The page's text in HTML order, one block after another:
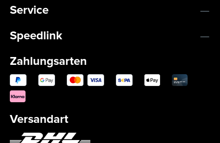
Service
Speedlink
Zahlungsarten
Versandart